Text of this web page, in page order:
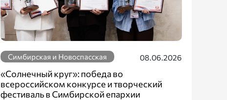
Симбирская и Новоспасская 08.06.2026
«Солнечный круг»: победа во
всероссийском конкурсе и творческий
фестиваль в Симбирской епархии